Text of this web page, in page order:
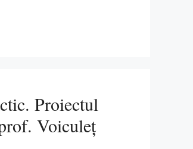
Proiectul
Voiculeț